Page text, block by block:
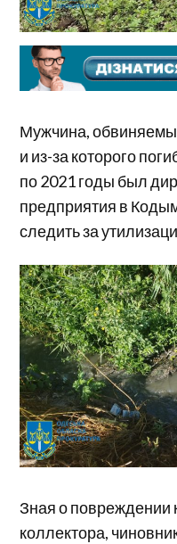
Мужчина,
и из-за которого
по 2021 годы был
предприятия в
следить за
Зная о повреждении
коллектора,